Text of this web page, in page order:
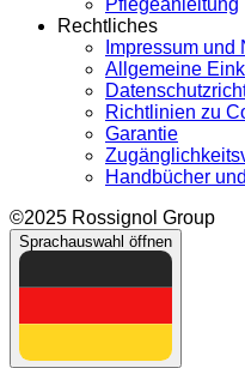
Pflegeanleitung
Rechtliches
Impressum
Allgemeine
Richtlinien zu
Garantie
Handbücher
©2025 Rossignol Group
Sprachauswahl öffnen